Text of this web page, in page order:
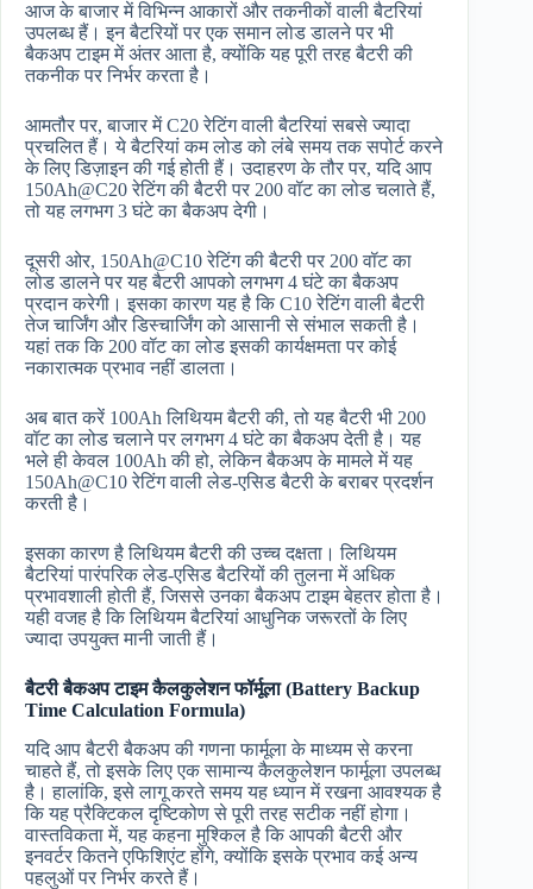
आज के बाजार में विभिन्न आकारों और तकनीकों वाली बैटरियां
उपलब्ध हैं। इन बैटरियों पर एक समान लोड डालने पर भी
बैकअप टाइम में अंतर आता है, क्योंकि यह पूरी तरह बैटरी की
तकनीक पर निर्भर करता है।
आमतौर पर, बाजार में C20 रेटिंग वाली बैटरियां सबसे ज्यादा
प्रचलित हैं। ये बैटरियां कम लोड को लंबे समय तक सपोर्ट करने
के लिए डिज़ाइन की गई होती हैं। उदाहरण के तौर पर, यदि आप
150Ah@C20 रेटिंग की बैटरी पर 200 वॉट का लोड चलाते हैं,
तो यह लगभग 3 घंटे का बैकअप देगी।
दूसरी ओर, 150Ah@C10 रेटिंग की बैटरी पर 200 वॉट का
लोड डालने पर यह बैटरी आपको लगभग 4 घंटे का बैकअप
प्रदान करेगी। इसका कारण यह है कि C10 रेटिंग वाली बैटरी
तेज चार्जिंग और डिस्चार्जिंग को आसानी से संभाल सकती है।
यहां तक कि 200 वॉट का लोड इसकी कार्यक्षमता पर कोई
नकारात्मक प्रभाव नहीं डालता।
अब बात करें 100Ah लिथियम बैटरी की, तो यह बैटरी भी 200
वॉट का लोड चलाने पर लगभग 4 घंटे का बैकअप देती है। यह
भले ही केवल 100Ah की हो, लेकिन बैकअप के मामले में यह
150Ah@C10 रेटिंग वाली लेड-एसिड बैटरी के बराबर प्रदर्शन
करती है।
इसका कारण है लिथियम बैटरी की उच्च दक्षता। लिथियम
बैटरियां पारंपरिक लेड-एसिड बैटरियों की तुलना में अधिक
प्रभावशाली होती हैं, जिससे उनका बैकअप टाइम बेहतर होता है।
यही वजह है कि लिथियम बैटरियां आधुनिक जरूरतों के लिए
ज्यादा उपयुक्त मानी जाती हैं।
बैटरी बैकअप टाइम कैलकुलेशन फॉर्मूला (Battery Backup
Time Calculation Formula)
यदि आप बैटरी बैकअप की गणना फार्मूला के माध्यम से करना
चाहते हैं, तो इसके लिए एक सामान्य कैलकुलेशन फार्मूला उपलब्ध
है। हालांकि, इसे लागू करते समय यह ध्यान में रखना आवश्यक है
कि यह प्रैक्टिकल दृष्टिकोण से पूरी तरह सटीक नहीं होगा।
वास्तविकता में, यह कहना मुश्किल है कि आपकी बैटरी और
इनवर्टर कितने एफिशिएंट होंगे, क्योंकि इसके प्रभाव कई अन्य
पहलुओं पर निर्भर करते हैं।